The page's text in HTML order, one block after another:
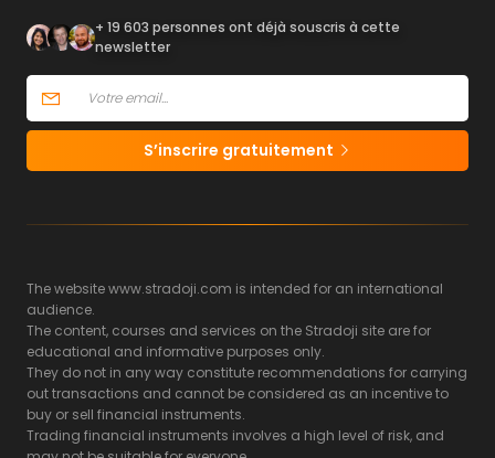
+ 19 603 personnes ont déjà souscris à cette
newsletter
S’inscrire gratuitement
The website www.stradoji.com is intended for an international
audience.
The content, courses and services on the Stradoji site are for
educational and informative purposes only.
They do not in any way constitute recommendations for carrying
out transactions and cannot be considered as an incentive to
buy or sell financial instruments.
Trading financial instruments involves a high level of risk, and